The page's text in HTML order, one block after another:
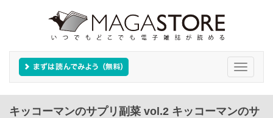
Toggle
キッコーマンのサプリ副菜 vol.2 キッコーマンのサ